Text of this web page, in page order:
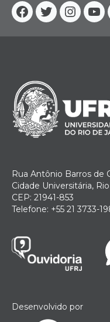
Facebook
Twitter
Rua Antônio Barros de
Cidade Universitária,
CEP: 21941-853
Telefone: +55 21 3733-
Desenvolvido por